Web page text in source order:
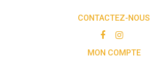
CONTACTEZ-NOUS
MON COMPTE